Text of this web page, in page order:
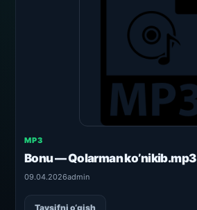
MP3
Bonu — Qolarman ko’nikib.mp3
09.04.2026admin
Tavsifni o‘qish